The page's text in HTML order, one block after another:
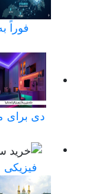
فوراً به
دی برای
فیزیکی